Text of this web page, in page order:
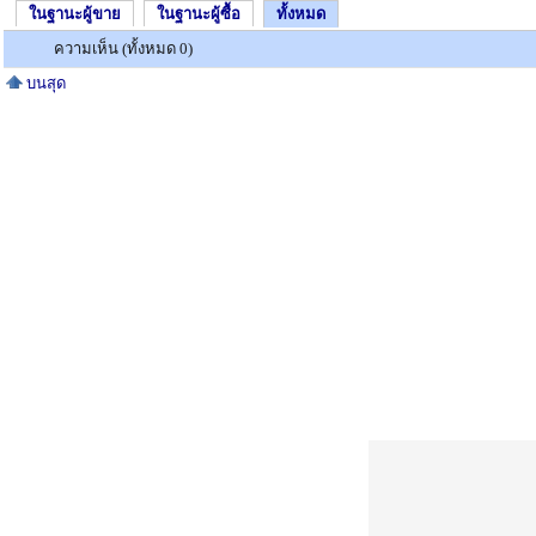
ในฐานะผู้ขาย ในฐานะผู้ซื้อ
ทั้งหมด
ความเห็น (ทั้งหมด 0)
บนสุด